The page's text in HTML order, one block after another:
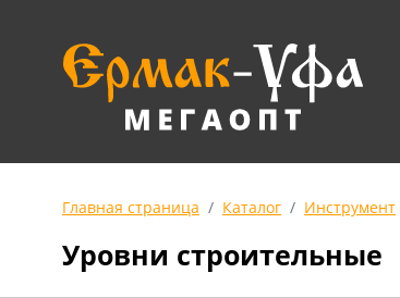
Главная страница Каталог Инструмент
Уровни строительные